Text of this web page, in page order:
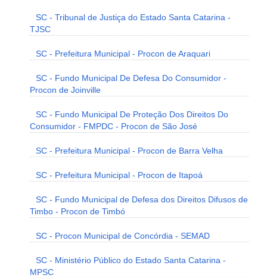
SC - Tribunal de Justiça do Estado Santa Catarina -
TJSC
SC - Prefeitura Municipal - Procon de Araquari
SC - Fundo Municipal De Defesa Do Consumidor -
Procon de Joinville
SC - Fundo Municipal De Proteção Dos Direitos Do
Consumidor - FMPDC - Procon de São José
SC - Prefeitura Municipal - Procon de Barra Velha
SC - Prefeitura Municipal - Procon de Itapoá
SC - Fundo Municipal de Defesa dos Direitos Difusos de
Timbo - Procon de Timbó
SC - Procon Municipal de Concórdia - SEMAD
SC - Ministério Público do Estado Santa Catarina -
MPSC